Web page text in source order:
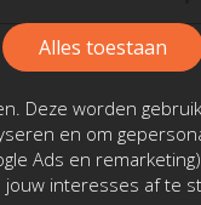
Deze worden
en om
Ads en
interesses af te
Alles toestaan